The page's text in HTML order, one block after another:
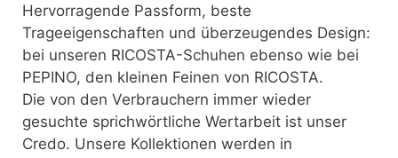
Hervorragende Passform, beste
Trageeigenschaften und überzeugendes Design:
bei unseren RICOSTA-Schuhen ebenso wie bei
PEPINO, den kleinen Feinen von RICOSTA.
Die von den Verbrauchern immer wieder
gesuchte sprichwörtliche Wertarbeit ist unser
Credo. Unsere Kollektionen werden in